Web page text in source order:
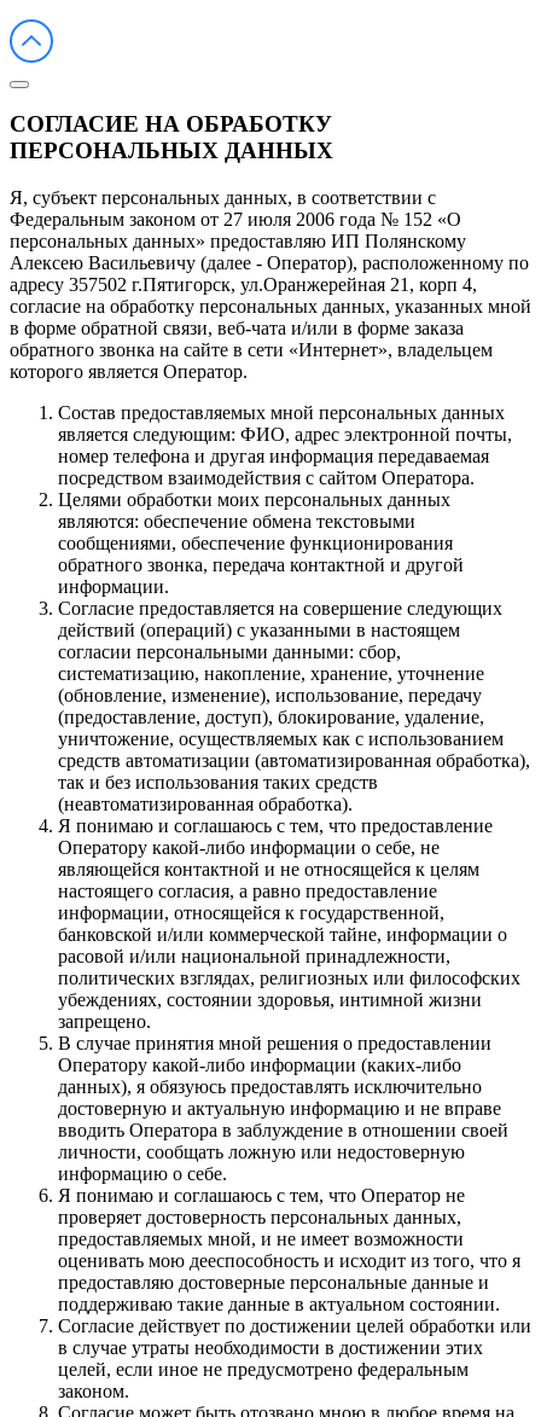
СОГЛАСИЕ НА ОБРАБОТКУ
ПЕРСОНАЛЬНЫХ ДАННЫХ
Я, субъект персональных данных, в соответствии с
Федеральным законом от 27 июля 2006 года № 152 «О
персональных данных» предоставляю ИП Полянскому
Алексею Васильевичу (далее - Оператор), расположенному по
адресу 357502 г.Пятигорск, ул.Оранжерейная 21, корп 4,
согласие на обработку персональных данных, указанных мной
в форме обратной связи, веб-чата и/или в форме заказа
обратного звонка на сайте в сети «Интернет», владельцем
которого является Оператор.
Состав предоставляемых мной персональных данных
является следующим: ФИО, адрес электронной почты,
номер телефона и другая информация передаваемая
посредством взаимодействия с сайтом Оператора.
Целями обработки моих персональных данных
являются: обеспечение обмена текстовыми
сообщениями, обеспечение функционирования
обратного звонка, передача контактной и другой
информации.
Согласие предоставляется на совершение следующих
действий (операций) с указанными в настоящем
согласии персональными данными: сбор,
систематизацию, накопление, хранение, уточнение
(обновление, изменение), использование, передачу
(предоставление, доступ), блокирование, удаление,
уничтожение, осуществляемых как с использованием
средств автоматизации (автоматизированная обработка),
так и без использования таких средств
(неавтоматизированная обработка).
Я понимаю и соглашаюсь с тем, что предоставление
Оператору какой-либо информации о себе, не
являющейся контактной и не относящейся к целям
настоящего согласия, а равно предоставление
информации, относящейся к государственной,
банковской и/или коммерческой тайне, информации о
расовой и/или национальной принадлежности,
политических взглядах, религиозных или философских
убеждениях, состоянии здоровья, интимной жизни
запрещено.
В случае принятия мной решения о предоставлении
Оператору какой-либо информации (каких-либо
данных), я обязуюсь предоставлять исключительно
достоверную и актуальную информацию и не вправе
вводить Оператора в заблуждение в отношении своей
личности, сообщать ложную или недостоверную
информацию о себе.
Я понимаю и соглашаюсь с тем, что Оператор не
проверяет достоверность персональных данных,
предоставляемых мной, и не имеет возможности
оценивать мою дееспособность и исходит из того, что я
предоставляю достоверные персональные данные и
поддерживаю такие данные в актуальном состоянии.
Согласие действует по достижении целей обработки или
в случае утраты необходимости в достижении этих
целей, если иное не предусмотрено федеральным
законом.
Согласие может быть отозвано мною в любое время на